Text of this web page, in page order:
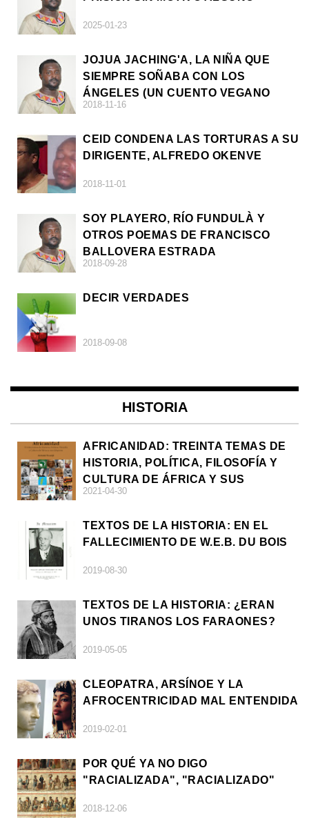
2025-01-23
JOJUA JACHING'A, LA NIÑA QUE
SIEMPRE SOÑABA CON LOS
ÁNGELES (UN CUENTO VEGANO
AFRICANO)
2018-11-16
CEID CONDENA LAS TORTURAS A SU
DIRIGENTE, ALFREDO OKENVE
2018-11-01
SOY PLAYERO, RÍO FUNDULÀ Y
OTROS POEMAS DE FRANCISCO
BALLOVERA ESTRADA
2018-09-28
DECIR VERDADES
2018-09-08
HISTORIA
AFRICANIDAD: TREINTA TEMAS DE
HISTORIA, POLÍTICA, FILOSOFÍA Y
CULTURA DE ÁFRICA Y SUS
DIÁSPORAS
2021-04-30
TEXTOS DE LA HISTORIA: EN EL
FALLECIMIENTO DE W.E.B. DU BOIS
2019-08-30
TEXTOS DE LA HISTORIA: ¿ERAN
UNOS TIRANOS LOS FARAONES?
2019-05-05
CLEOPATRA, ARSÍNOE Y LA
AFROCENTRICIDAD MAL ENTENDIDA
2019-02-01
POR QUÉ YA NO DIGO
"RACIALIZADA", "RACIALIZADO"
2018-12-06